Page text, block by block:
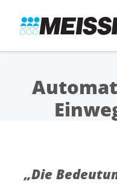
search
footer
Inhalt
springen
„Die